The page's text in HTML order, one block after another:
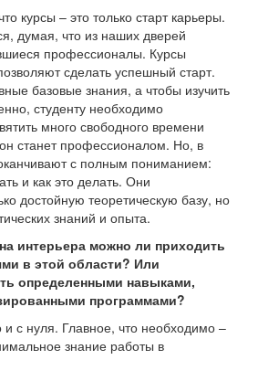
курсы – это только старт карьеры.
думая, что из наших дверей
профессионалы. Курсы
сделать успешный старт.
базовые знания, а чтобы изучить
студенту необходимо
много свободного времени
станет профессионалом. Но, в
с полным пониманием:
и как это делать. Они
достойную теоретическую базу, но
знаний и опыта.
интерьера можно ли приходить
в этой области? Или
определенными навыками,
программами?
с нуля. Главное, что необходимо –
знание работы в